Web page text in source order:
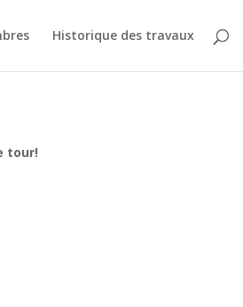
Historique des travaux
tour!